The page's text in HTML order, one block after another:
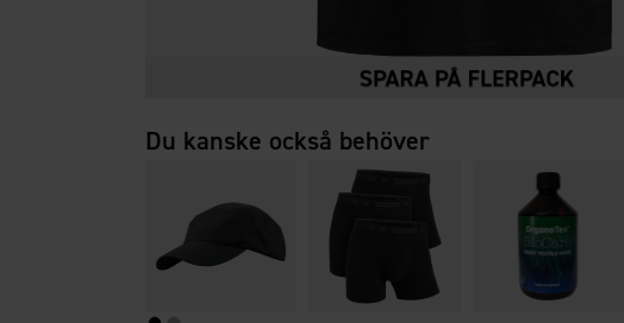
Du kanske också behöver